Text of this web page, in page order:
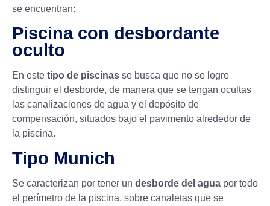
se encuentran:
Piscina con desbordante
oculto
En este tipo de piscinas se busca que no se logre
distinguir el desborde, de manera que se tengan ocultas
las canalizaciones de agua y el depósito de
compensación, situados bajo el pavimento alrededor de
la piscina.
Tipo Munich
Se caracterizan por tener un desborde del agua por todo
el perímetro de la piscina, sobre canaletas que se